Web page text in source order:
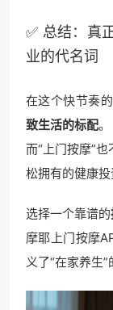
✅ 总结：真
业的代名词
在这个快节奏的
致生活的标配。
而“上门按摩”
松拥有的健康投
选择一个靠谱的
摩耶上门按摩
义了“在家养生”